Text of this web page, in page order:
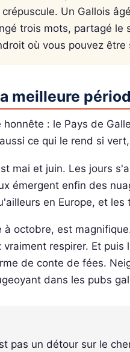
Un Gallois
trois mots, partagé le
où vous pouvez être
meilleure
: le Pays de
ce qui le rend si
mai et juin. Les jours
émergent enfin des
en Europe, et
à octobre, est
respirer. Et puis
de conte de fées.
dans les pubs
pas un détour sur le